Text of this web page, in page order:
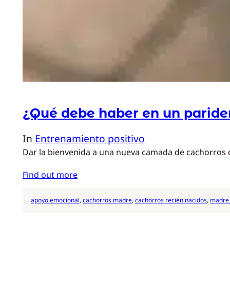
¿Qué debe haber en un
In Entrenamiento positivo
Dar la bienvenida a una nueva camada de
Find out more
apoyo emocional, cachorros madre, cachorros recién nacidos,